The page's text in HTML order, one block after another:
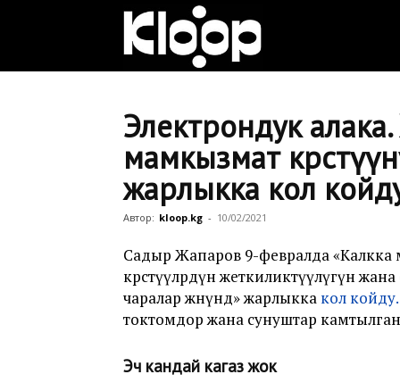
Кыргызстан
жаңылыктары
Электрондук
мамкызмат
жарлыкка кол
Автор: kloop.kg - 10/02/2021
Садыр Жапаров 9-февралда
көрсөтүүлөрдүн жеткиликтүүлүгүн
чаралар жөнүндө» жарлыкка кол койду.
токтомдор жана сунуштар
Эч кандай кагаз жок